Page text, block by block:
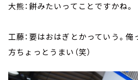
大熊：餅みたいってことですかね。
工藤：要はおはぎとかっていう。
方ちょっとうまい（笑）